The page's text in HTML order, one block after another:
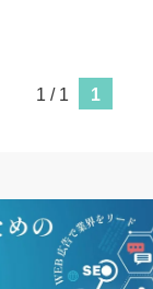
1 / 1 1